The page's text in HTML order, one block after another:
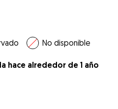
No disponible
hace alrededor de 1 año